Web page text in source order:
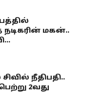
நடிகரின் மகன்..
நீதிபதி..
2வது